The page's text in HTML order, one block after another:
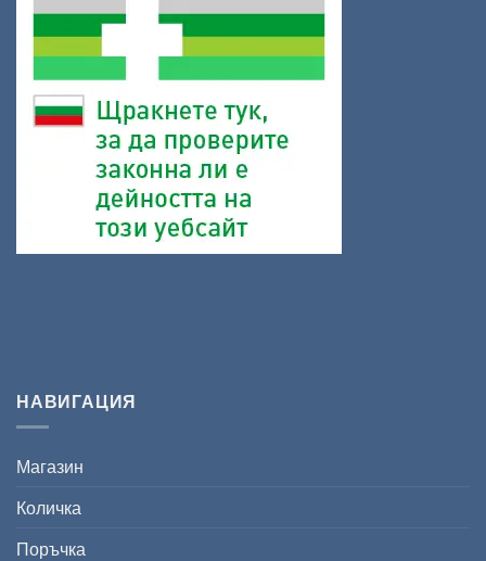
НАВИГАЦИЯ
Магазин
Количка
Поръчка